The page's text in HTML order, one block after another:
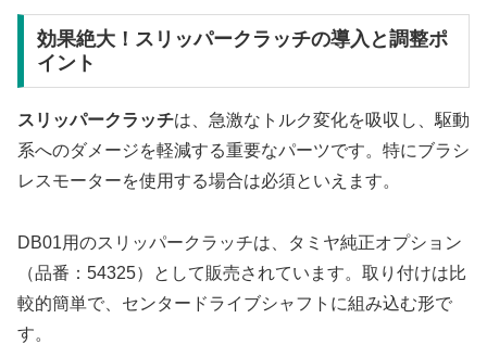
効果絶大！スリッパークラッチの導入と調整ポ
イント
スリッパークラッチは、急激なトルク変化を吸収し、駆動
系へのダメージを軽減する重要なパーツです。特にブラシ
レスモーターを使用する場合は必須といえます。
DB01用のスリッパークラッチは、タミヤ純正オプション
（品番：54325）として販売されています。取り付けは比
較的簡単で、センタードライブシャフトに組み込む形で
す。